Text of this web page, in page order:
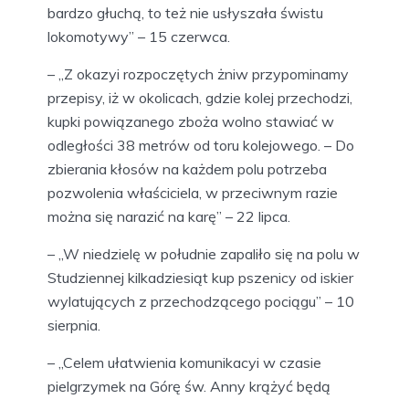
bardzo głuchą, to też nie usłyszała świstu
lokomotywy” – 15 czerwca.
– „Z okazyi rozpoczętych żniw przypominamy
przepisy, iż w okolicach, gdzie kolej przechodzi,
kupki powiązanego zboża wolno stawiać w
odległości 38 metrów od toru kolejowego. – Do
zbierania kłosów na każdem polu potrzeba
pozwolenia właściciela, w przeciwnym razie
można się narazić na karę” – 22 lipca.
– „W niedzielę w południe zapaliło się na polu w
Studziennej kilkadziesiąt kup pszenicy od iskier
wylatujących z przechodzącego pociągu” – 10
sierpnia.
– „Celem ułatwienia komunikacyi w czasie
pielgrzymek na Górę św. Anny krążyć będą